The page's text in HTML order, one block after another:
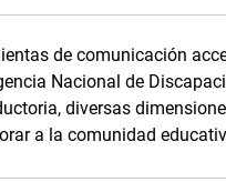
de comunicación
Nacional de
diversas
a la comunidad